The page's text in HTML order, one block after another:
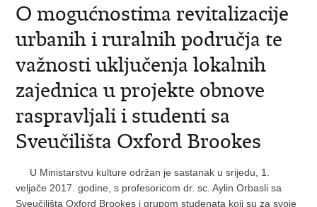
O mogućnostima revitalizacije
urbanih i ruralnih područja te
važnosti uključenja lokalnih
zajednica u projekte obnove
raspravljali i studenti sa
Sveučilišta Oxford Brookes
U Ministarstvu kulture održan je sastanak u srijedu, 1.
veljače 2017. godine, s profesoricom dr. sc. Aylin Orbasli sa
Sveučilišta Oxford Brookes i grupom studenata koji su za svoje